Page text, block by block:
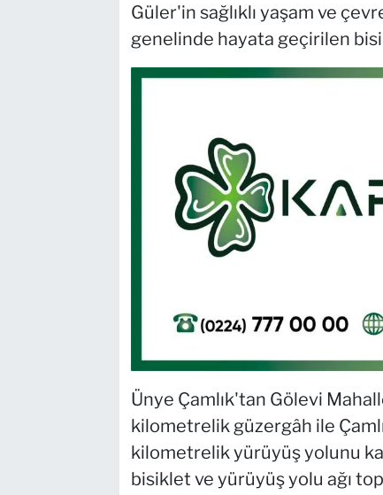
Güler'in sağlıklı yaşam ve
genelinde hayata geçirilen
Ünye Çamlık'tan Gölevi
kilometrelik güzergâh ile
kilometrelik yürüyüş yolunu
bisiklet ve yürüyüş yolu ağı